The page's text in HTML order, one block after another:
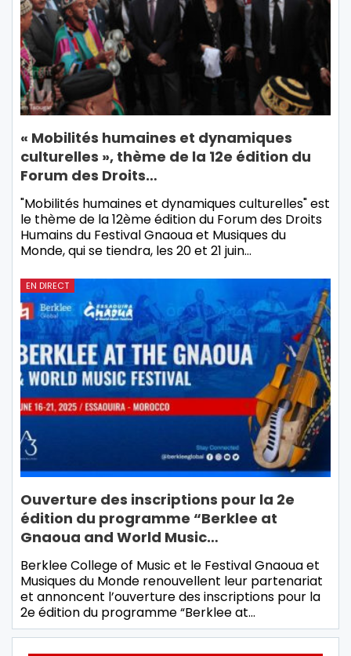
« Mobilités humaines et dynamiques
culturelles », thème de la 12e édition du
Forum des Droits…
"Mobilités humaines et dynamiques culturelles" est
le thème de la 12ème édition du Forum des Droits
Humains du Festival Gnaoua et Musiques du
Monde, qui se tiendra, les 20 et 21 juin…
EN DIRECT
Ouverture des inscriptions pour la 2e
édition du programme “Berklee at
Gnaoua and World Music…
Berklee College of Music et le Festival Gnaoua et
Musiques du Monde renouvellent leur partenariat
et annoncent l’ouverture des inscriptions pour la
2e édition du programme “Berklee at…